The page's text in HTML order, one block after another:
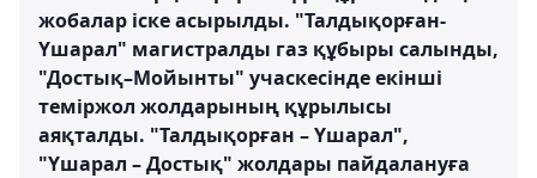
жобалар іске асырылды. "Талдықорған-
Үшарал" магистралды газ құбыры салынды,
"Достық–Мойынты" учаскесінде екінші
теміржол жолдарының құрылысы
аяқталды. "Талдықорған – Үшарал",
"Үшарал – Достық" жолдары пайдалануға